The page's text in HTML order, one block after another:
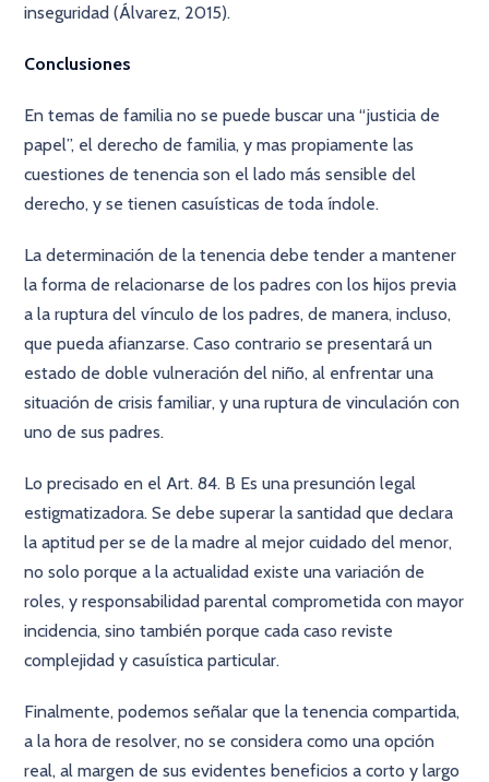
inseguridad (Álvarez, 2015).
Conclusiones
En temas de familia no se puede buscar una “justicia de
papel”, el derecho de familia, y mas propiamente las
cuestiones de tenencia son el lado más sensible del
derecho, y se tienen casuísticas de toda índole.
La determinación de la tenencia debe tender a mantener
la forma de relacionarse de los padres con los hijos previa
a la ruptura del vínculo de los padres, de manera, incluso,
que pueda afianzarse. Caso contrario se presentará un
estado de doble vulneración del niño, al enfrentar una
situación de crisis familiar, y una ruptura de vinculación con
uno de sus padres.
Lo precisado en el Art. 84. B Es una presunción legal
estigmatizadora. Se debe superar la santidad que declara
la aptitud per se de la madre al mejor cuidado del menor,
no solo porque a la actualidad existe una variación de
roles, y responsabilidad parental comprometida con mayor
incidencia, sino también porque cada caso reviste
complejidad y casuística particular.
Finalmente, podemos señalar que la tenencia compartida,
a la hora de resolver, no se considera como una opción
real, al margen de sus evidentes beneficios a corto y largo